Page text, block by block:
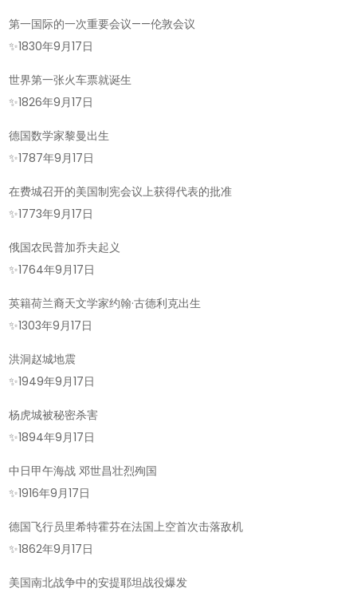
第一国际的一次重要会议——伦敦会议
✨1830年9月17日
世界第一张火车票就诞生
✨1826年9月17日
德国数学家黎曼出生
✨1787年9月17日
在费城召开的美国制宪会议上获得代表的批准
✨1773年9月17日
俄国农民普加乔夫起义
✨1764年9月17日
英籍荷兰裔天文学家约翰·古德利克出生
✨1303年9月17日
洪洞赵城地震
✨1949年9月17日
杨虎城被秘密杀害
✨1894年9月17日
中日甲午海战 邓世昌壮烈殉国
✨1916年9月17日
德国飞行员里希特霍芬在法国上空首次击落敌机
✨1862年9月17日
美国南北战争中的安提耶坦战役爆发